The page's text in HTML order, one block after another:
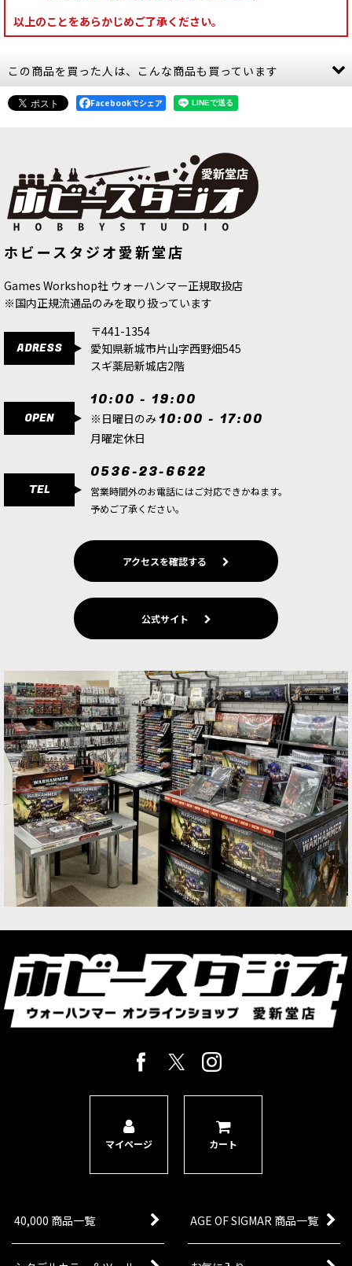
以上のことをあらかじめご了承ください。
この商品を買った人は、こんな商品も買っています
ワー・ボルトボゥイ[ 89-67]
もたらす者”
Facebookでシェア
ホビースタジオ愛新堂店
Games Workshop社 ウォーハンマー正規取扱店
※国内正規流通品のみを取り扱っています
ADRESS
〒441-1354
愛知県新城市片山字西野畑545
スギ薬局新城店2階
OPEN
10:00 - 19:00
※日曜日のみ 10:00 - 17:00
月曜定休日
TEL
0536-23-6622
営業時間外のお電話にはご対応できかねます。
予めご了承ください。
アクセスを確認する
公式サイト
マイページ カート
40,000 商品一覧 AGE OF SIGMAR 商品一覧